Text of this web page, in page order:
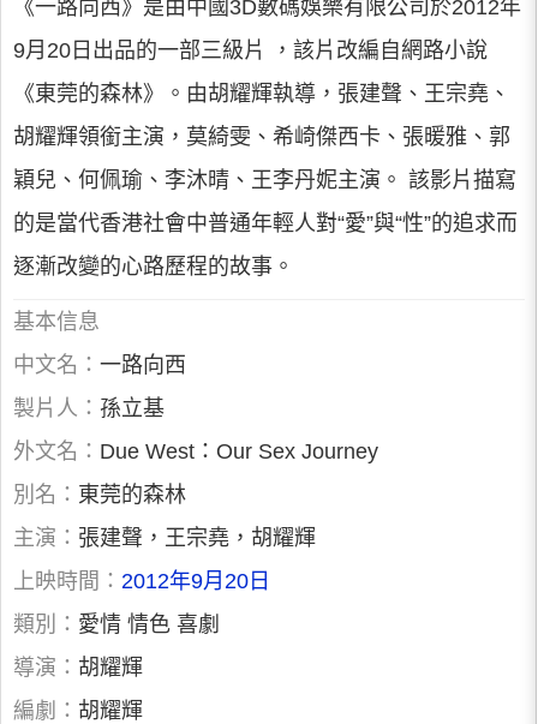
《一路向西》是由中國3D數碼娛樂有限公司於2012年
9月20日出品的一部三級片 ，該片改編自網路小說
《東莞的森林》。由胡耀輝執導，張建聲、王宗堯、
胡耀輝領銜主演，莫綺雯、希崎傑西卡、張暖雅、郭
穎兒、何佩瑜、李沐晴、王李丹妮主演。 該影片描寫
的是當代香港社會中普通年輕人對“愛”與“性”的追求而
逐漸改變的心路歷程的故事。
基本信息
中文名： 一路向西
製片人： 孫立基
外文名： Due West：Our Sex Journey
別名： 東莞的森林
主演： 張建聲，王宗堯，胡耀輝
上映時間： 2012年9月20日
類別： 愛情 情色 喜劇
導演： 胡耀輝
編劇： 胡耀輝